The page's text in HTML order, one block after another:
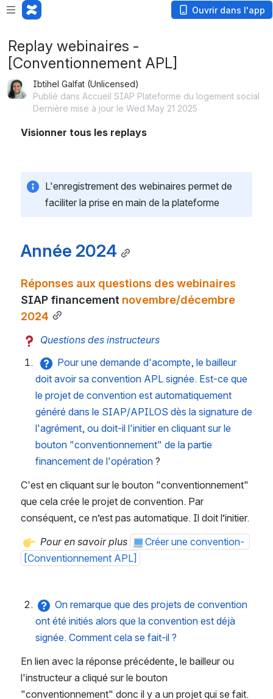
Ouvrir dans l'app
Replay webinaires -
[Conventionnement APL]
Ibtihel Galfat (Unlicensed)
Publié dans Accueil SIAP Plateforme du logement social
Dernière mise à jour le Wed May 21 2025
Visionner tous les replays
L'enregistrement des webinaires permet de
faciliter la prise en main de la plateforme
Année 2024
SIAP financement novembre/décembre
2024
Questions des instructeurs
Pour une demande d'acompte, le bailleur
doit avoir sa convention APL signée. Est-ce que
le projet de convention est automatiquement
généré dans le SIAP/APILOS dès la signature de
l'agrément, ou doit-il l'initier en cliquant sur le
bouton "conventionnement" de la partie
financement de l'opération ?
C'est en cliquant sur le bouton "conventionnement"
que cela crée le projet de convention. Par
conséquent, ce n’est pas automatique. Il doit l’initier.
Pour en savoir plus
Créer une convention-
[Conventionnement APL]
On remarque que des projets de convention
ont été initiés alors que la convention est déjà
signée. Comment cela se fait-il ?
En lien avec la réponse précédente, le bailleur ou
l'instructeur a cliqué sur le bouton
"conventionnement" donc il y a un projet qui se fait.